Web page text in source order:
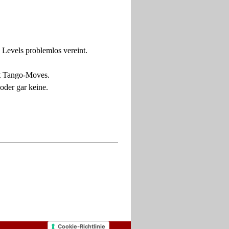
problemlos vereint.
Moves.
gar keine.
Cookie-Richtlinie